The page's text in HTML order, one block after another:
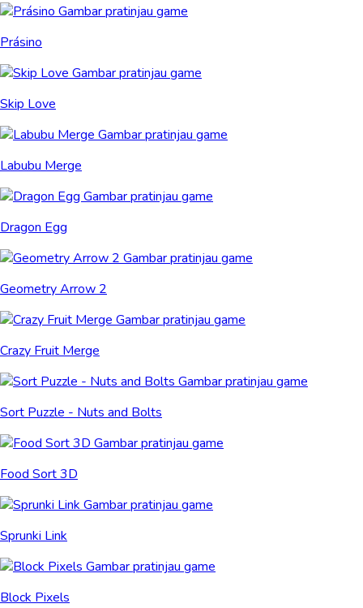
Prásino
Skip Love
Labubu Merge
Dragon Egg
Geometry Arrow 2
Crazy Fruit Merge
Sort Puzzle - Nuts and Bolts
Food Sort 3D
Sprunki Link
Block Pixels